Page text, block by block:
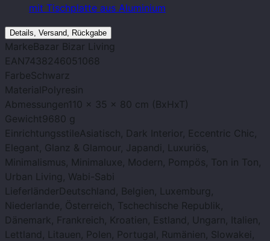
mit Tischplatte aus Aluminium
Details, Versand, Rückgabe
MarkeBazar Bizar Living
EAN 7438246051068
FarbeSchwarz
Material Polyresin
Abmessungen110 x 35 x 80 cm (BxHxT)
Gewicht 9680 g
EinrichtungsstileAsiatisch, Dark Interior, Eccentric Chic,
Elegant, Glanz & Glamour, Japandi, Luxuriös,
Minimalismus, Minimaluxe, Modern, Pompös, Ton in Ton,
Urban Living, Wabi-Sabi
Lieferländer Deutschland, Belgien, Luxemburg,
Niederlande, Österreich, Tschechische Republik,
Dänemark, Frankreich, Kroatien, Estland, Ungarn, Italien,
Lettland, Litauen, Polen, Portugal, Rumänien, Slowakei,